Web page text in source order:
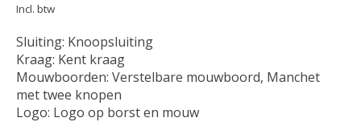
Incl. btw
Sluiting: Knoopsluiting
Kraag: Kent kraag
Mouwboorden: Verstelbare mouwboord, Manchet
met twee knopen
Logo: Logo op borst en mouw